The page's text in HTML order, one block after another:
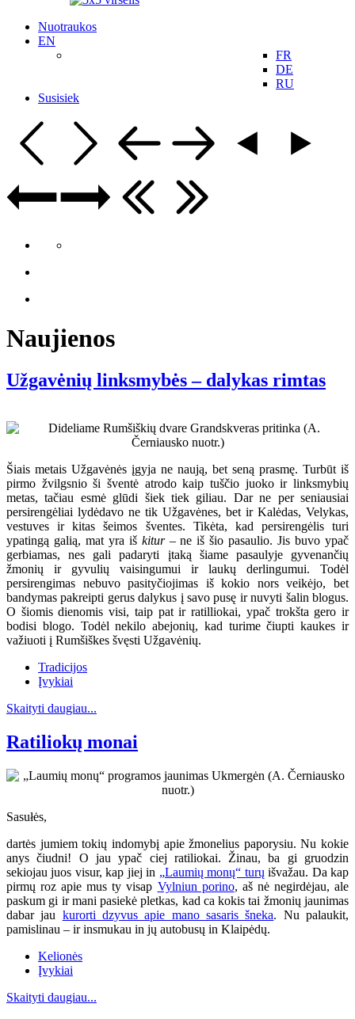
Nuotraukos
EN
FR
DE
RU
Susisiek
Naujienos
Užgavėnių linksmybės – dalykas rimtas
Šiais metais Užgavėnės įgyja ne naują, bet seną prasmę. Turbūt iš
pirmo žvilgsnio ši šventė atrodo kaip tuščio juoko ir linksmybių
metas, tačiau esmė glūdi šiek tiek giliau. Dar ne per seniausiai
persirengėliai lydėdavo ne tik Užgavėnes, bet ir Kalėdas, Velykas,
vestuves ir kitas šeimos šventes. Tikėta, kad persirengėlis turi
ypatingą galią, mat yra iš kitur– ne iš šio pasaulio. Jis buvo ypač
gerbiamas, nes gali padaryti įtaką šiame pasaulyje gyvenančių
žmonių ir gyvulių vaisingumui ir laukų derlingumui. Todėl
persirengimas nebuvo pasityčiojimas iš kokio nors veikėjo, bet
bandymas pakreipti gerus dalykus į savo pusę ir nuvyti šalin blogus.
O šiomis dienomis visi, taip pat ir ratilliokai, ypač trokšta gero ir
bodisi blogo. Todėl nekilo abejonių, kad turime čiupti kaukes ir
važiuoti į Rumšiškes švęsti Užgavėnių.
Tradicijos
Įvykiai
Skaityti daugiau...
Ratiliokų monai
Sasułės,
dartės jumiem tokių indomybį apie žmonelius paporysiu. Nu kokie
anys čiudni! O jau ypač ciej ratiliokai. Žinau, ba gi gruodzin
sekiojau juos visur, kap jiej in „Laumių monų“ turų išvažau. Da kap
pirmų roz apie mus ty visap Vylniun porino, aš nė negirdėjau, ale
paskum gi ir mani pasiekė pletkas, kad ca kokis tai žmonių jaunimas
dabar jau kurorti dzyvus apie mano sasaris šneka. Nu palaukit,
pamislinau – ir insmukau in jų autobusų in Klaipėdų.
Kelionės
Įvykiai
Skaityti daugiau...